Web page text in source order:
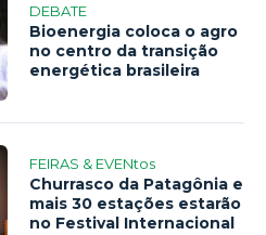
DEBATE
Bioenergia coloca o agro
no centro da transição
energética brasileira
FEIRAS & EVENtos
Churrasco da Patagônia e
mais 30 estações estarão
no Festival Internacional